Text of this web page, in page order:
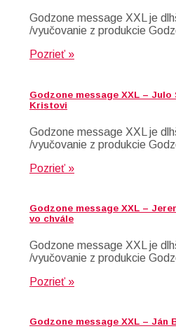
Godzone message XXL je
/vyučovanie z produkcie
Pozrieť »
Godzone message XXL –
Kristovi
Godzone message XXL je
/vyučovanie z produkcie
Pozrieť »
Godzone message XXL –
vo chvále
Godzone message XXL je
/vyučovanie z produkcie
Pozrieť »
Godzone message XXL – Ján